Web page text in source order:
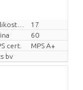
17
60
cert.
MPS A+
bv